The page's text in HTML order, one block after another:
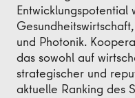
Entwicklungspotential
und Photonik.
das sowohl auf
strategischer und
aktuelle Ranking des